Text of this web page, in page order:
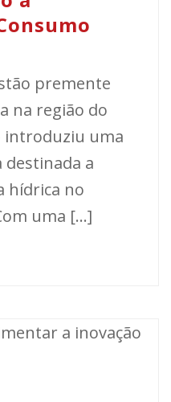
premente
na região do
introduziu uma
destinada a
hídrica no
uma [...]